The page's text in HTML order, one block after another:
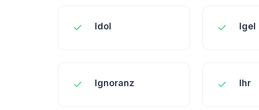
Idol Igel
Ignoranz Ihr